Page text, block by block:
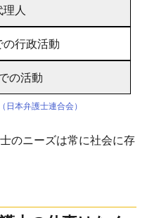
人
行政活動
の活動
日本弁護士連合会）
のニーズは常に社会に存